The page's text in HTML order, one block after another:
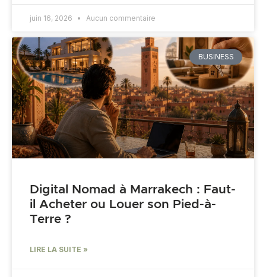
juin 16, 2026 Aucun commentaire
BUSINESS
Digital Nomad à Marrakech : Faut-
il Acheter ou Louer son Pied-à-
Terre ?
LIRE LA SUITE »